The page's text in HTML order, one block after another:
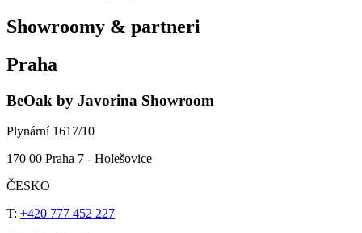
Showroomy & partneri
Praha
BeOak by Javorina Showroom
Plynární 1617/10
170 00 Praha 7 - Holešovice
ČESKO
T: +420 777 452 227